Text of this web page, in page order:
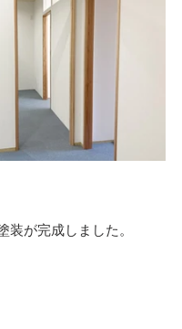
装が完成しました。